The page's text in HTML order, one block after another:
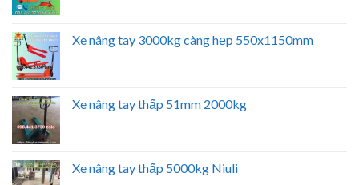
Xe nâng tay 3000kg càng hẹp 550x1150mm
Xe nâng tay thấp 51mm 2000kg
Xe nâng tay thấp 5000kg Niuli